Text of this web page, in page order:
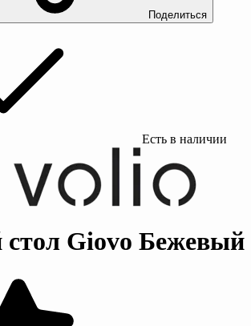
Поделиться
Есть в наличии
Giovo Бежевый